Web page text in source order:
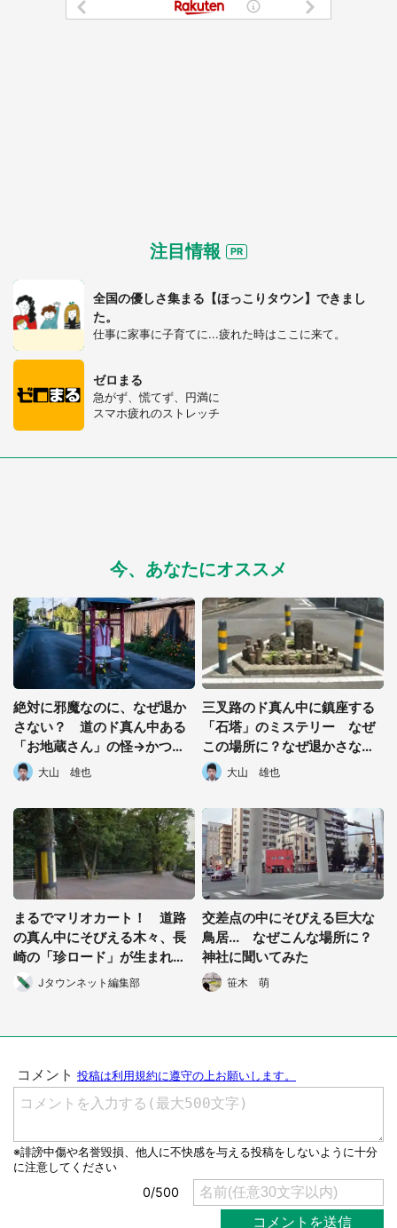
都道府選択
選択する
注目情報
全国の優しさ集まる【ほっこりタウン】できまし
た。
仕事に家事に子育てに...疲れた時はここに来て。
ゼロまる
急がず、慌てず、円満に
スマホ疲れのストレッチ
今、あなたにオススメ
絶対に邪魔なのに、なぜ退か
さない？ 道のド真ん中ある
「お地蔵さん」の怪→かつて
動かしたら「村人たちに災い
が...」
大山 雄也
三叉路のド真ん中に鎮座する
「石塔」のミステリー なぜ
この場所に？なぜ退かさな
い？謎に包まれた「正体」を
突き止める
大山 雄也
まるでマリオカート！ 道路
の真ん中にそびえる木々、長
崎の「珍ロード」が生まれた
理由 Jタウンネット編集部
交差点の中にそびえる巨大な
鳥居... なぜこんな場所に？
神社に聞いてみた
笹木 萌